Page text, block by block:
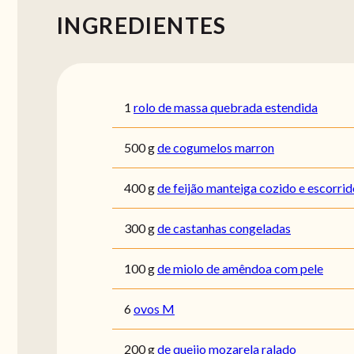
INGREDIENTES
1 rolo de massa quebrada estendida
500gde cogumelos marron
400gde feijão manteiga cozido e
300gde castanhas congeladas
100gde miolo de amêndoa com pele
6ovos M
200gde queijo mozarela ralado